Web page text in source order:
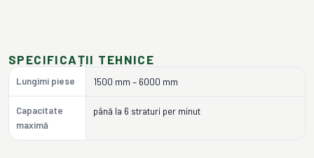
SPECIFICAȚII TEHNICE
Lungimi piese 1500 mm – 6000 mm
Capacitate
maximă
până la 6 straturi per minut